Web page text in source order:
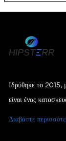
Ιδρύθηκε το
είναι ένας
Διαβάστε